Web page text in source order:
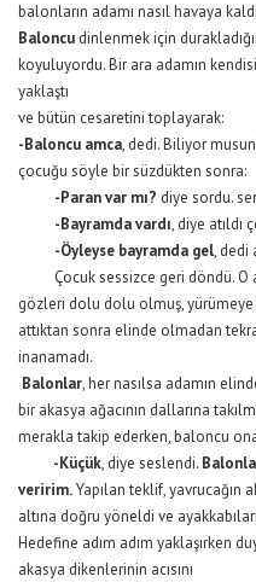
balonların adamı nasıl havaya
Baloncu dinlenmek için
koyuluyordu. Bir ara adamın
yaklaştı
ve bütün cesaretini toplayarak:
-Baloncu amca, dedi. Biliyor
çocuğu söyle bir süzdükten sonra:
-Paran var mı? diye sordu.
-Bayramda vardı, diye atıldı
-Öyleyse bayramda gel, dedi
Çocuk sessizce geri döndü. O
gözleri dolu dolu olmuş, yürümeye
attıktan sonra elinde olmadan
inanamadı.
Balonlar, her nasılsa adamın
bir akasya ağacının dallarına
merakla takip ederken, baloncu
-Küçük, diye seslendi.
veririm.Yapılan teklif, yavrucağın
altına doğru yöneldi ve
Hedefine adım adım yaklaşırken
akasya dikenlerinin acısını